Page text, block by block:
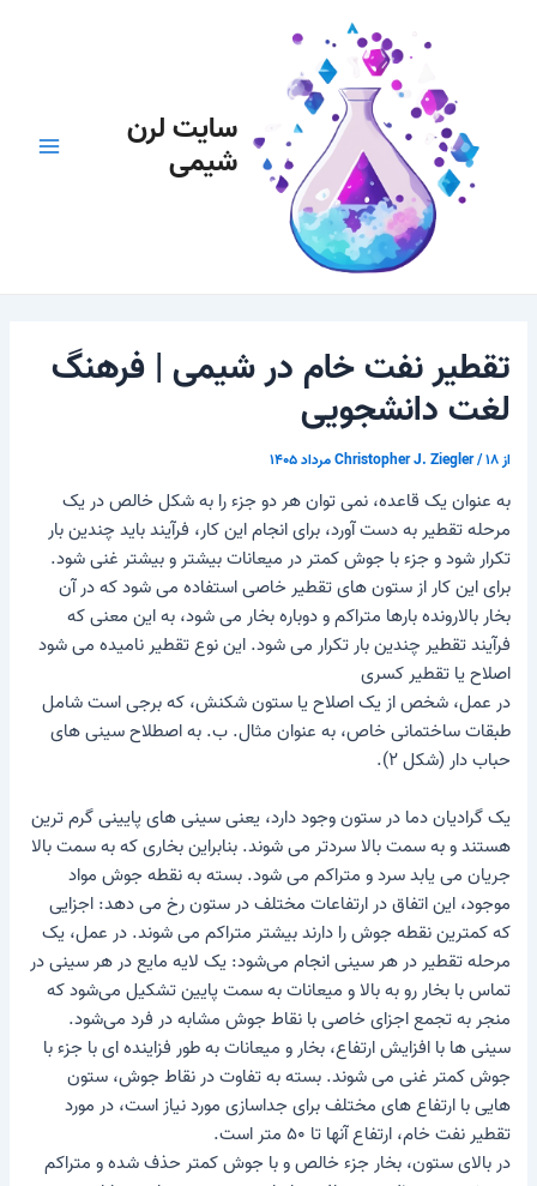
سایت لرن
شیمی
تقطیر نفت خام در شیمی | فرهنگ
لغت دانشجویی
از Christopher J. Ziegler/۱۸ مرداد ۱۴۰۵
به عنوان یک قاعده، نمی توان هر دو جزء را به شکل خالص در یک
مرحله تقطیر به دست آورد، برای انجام این کار، فرآیند باید چندین بار
تکرار شود و جزء با جوش کمتر در میعانات بیشتر و بیشتر غنی شود.
برای این کار از ستون های تقطیر خاصی استفاده می شود که در آن
بخار بالارونده بارها متراکم و دوباره بخار می شود، به این معنی که
فرآیند تقطیر چندین بار تکرار می شود. این نوع تقطیر نامیده می شود
اصلاحیا تقطیر کسری
در عمل، شخص از یک اصلاح یاستون شکنش، که برجی است شامل
طبقات ساختمانی خاص، به عنوان مثال. ب. به اصطلاح سینی های
حباب دار (شکل ۲).
یک گرادیان دما در ستون وجود دارد، یعنی سینی های پایینی گرم ترین
هستند و به سمت بالا سردتر می شوند. بنابراین بخاری که به سمت بالا
جریان می یابد سرد و متراکم می شود. بسته به نقطه جوش مواد
موجود، این اتفاق در ارتفاعات مختلف در ستون رخ می دهد: اجزایی
که کمترین نقطه جوش را دارند بیشتر متراکم می شوند. در عمل، یک
مرحله تقطیر در هر سینی انجام می‌شود: یک لایه مایع در هر سینی در
تماس با بخار رو به بالا و میعانات به سمت پایین تشکیل می‌شود که
منجر به تجمع اجزای خاصی با نقاط جوش مشابه در فرد می‌شود.
سینی ها با افزایش ارتفاع، بخار و میعانات به طور فزاینده ای با جزء با
جوش کمتر غنی می شوند. بسته به تفاوت در نقاط جوش، ستون
هایی با ارتفاع های مختلف برای جداسازی مورد نیاز است، در مورد
تقطیر نفت خام، ارتفاع آنها تا ۵۰ متر است.
در بالای ستون، بخار جزء خالص و با جوش کمتر حذف شده و متراکم